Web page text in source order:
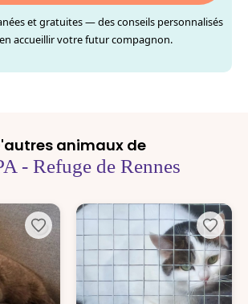
et gratuites — des conseils personnalisés
accueillir votre futur compagnon.
animaux de
- Refuge de Rennes